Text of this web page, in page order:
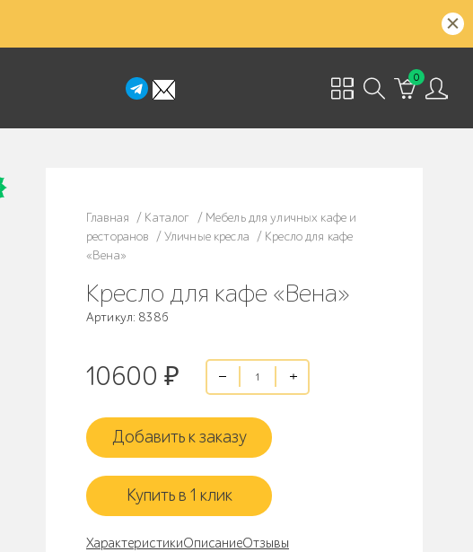
0
Главная / Каталог / Мебель для уличных кафе и
ресторанов /Уличные кресла / Кресло для кафе
«Вена»
Кресло для кафе «Вена»
Артикул: 8386
10600 ₽
Добавить к заказу
Купить в 1 клик
ХарактеристикиОписаниеОтзывы